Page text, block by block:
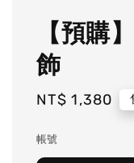
【預購
飾
Regular
NT$ 1,380
帳號